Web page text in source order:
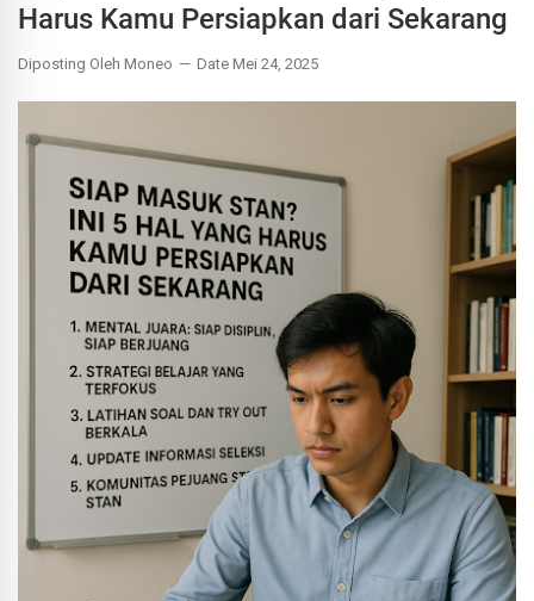
Harus Kamu Persiapkan dari Sekarang
Diposting Oleh Moneo Date Mei 24, 2025